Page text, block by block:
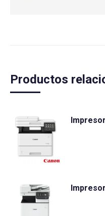
Productos